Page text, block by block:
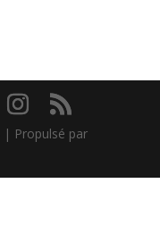
| Propulsé par